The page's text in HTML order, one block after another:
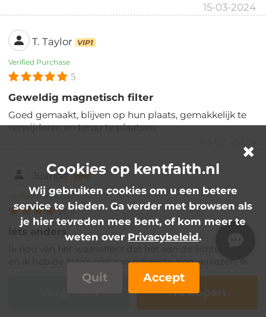
15-03-2024
T. Taylor VIP1
Verified Purchase
5
Geweldig magnetisch filter
Goed gemaakt, blijven op hun plaats, gemakkelijk te
verwijderen en terug te plaatsen.
Juande VIP1
Verified Purchase
4
iets anders
en ik heb de foto's niet aan scherpte zien verliezen, ik
02-02-2024
Nu kopen
Cookies op kentfaith.nl
Wij gebruiken cookies om u een betere
service te bieden. Ga verder met browsen als
je hier tevreden mee bent, of kom meer te
weten over Privacybeleid.
Quit Accept